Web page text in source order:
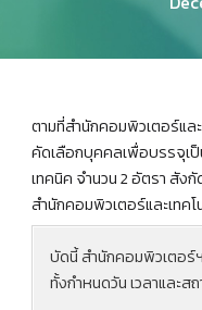
ตามที่สำนักคอมพิวเตอร์แล
คัดเลือกบุคคลเพื่อบรรจุเ
เทคนิค จำนวน 2 อัตรา สัง
สำนักคอมพิวเตอร์และเทค
บัดนี้ สำนักคอมพิวเตอ
ทั้งกำหนดวัน เวลาและ